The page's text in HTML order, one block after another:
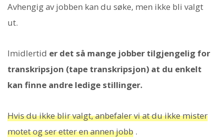
Avhengig av jobben kan du søke, men ikke bli valgt
ut.
Imidlertid er det så mange jobber tilgjengelig for
transkripsjon (tape transkripsjon) at du enkelt
kan finne andre ledige stillinger.
Hvis du ikke blir valgt, anbefaler vi at du ikke mister
motet og ser etter en annen jobb .